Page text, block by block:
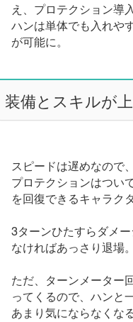
え、プロテクション導
ハンは単体でも入れや
が可能に。
装備とスキルが
スピードは遅めなので
プロテクションはつい
を回復できるキャラク
3ターンひたすらダメ
なければあっさり退場。
ただ、ターンメーター
ってくるので、ハンと
あまり気にならなくなる